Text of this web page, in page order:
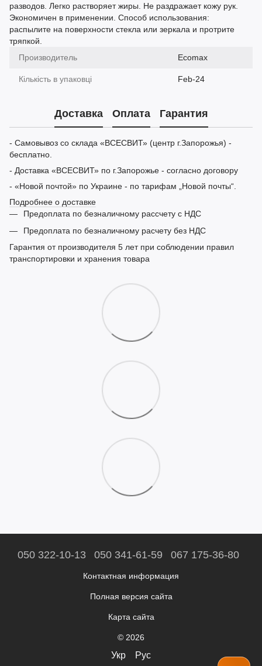
разводов. Легко растворяет жиры. Не раздражает кожу рук.
Экономичен в применении. Способ использования:
распылите на поверхности стекла или зеркала и протрите
тряпкой.
Производитель
Ecomax
Кількість в упаковці Feb-24
Доставка Оплата Гарантия
- Самовывоз со склада «ВСЕСВИТ» (центр г.Запорожья) -
бесплатно.
- Доставка «ВСЕСВИТ» по г.Запорожье - согласно договору
- «Новой почтой» по Украине - по тарифам „Новой почты“.
Подробнее о доставке
Предоплата по безналичному рассчету с НДС
Предоплата по безналичному расчету без НДС
Гарантия от производителя 5 лет при соблюдении правил
транспортировки и хранения товара
050 322-10-13 050 341-61-59 067 175-36-80
Контактная информация
Полная версия сайта
Карта сайта
© 2026
Укр Рус